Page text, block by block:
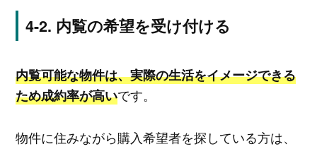
内覧の希望を受け付ける
内覧可能な物件は、実際の生活をイメージできる
ため成約率が高いです。
物件に住みながら購入希望者を探している方は、